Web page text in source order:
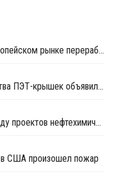
Hera расширяет присутствие на европейском рынке переработки пластика благодаря приобретению в Польше
Разработчик технологии производства ПЭТ-крышек объявил о банкротстве
CPChem ожидает запуска в 2027 году проектов нефтехимической отрасли мирового масштаба
в США произошел пожар